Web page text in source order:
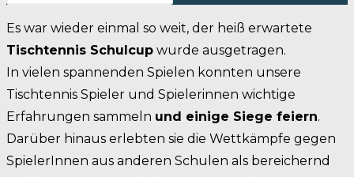
Es war wieder einmal so weit, der heiß erwartete
Tischtennis Schulcup wurde ausgetragen.
In vielen spannenden Spielen konnten unsere
Tischtennis Spieler und Spielerinnen wichtige
Erfahrungen sammeln und einige Siege feiern.
Darüber hinaus erlebten sie die Wettkämpfe gegen
SpielerInnen aus anderen Schulen als bereichernd